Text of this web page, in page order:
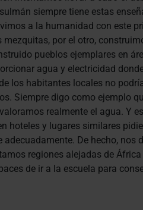
siempre tiene estas
a la humanidad con este
mezquitas, por el otro,
pueblos ejemplares en
agua y electricidad
los habitantes locales no
Siempre digo como ejemplo
realmente el agua. Y
hoteles y lugares similares
adecuadamente. De hecho, nos
regiones alejadas de
de ir a la escuela para